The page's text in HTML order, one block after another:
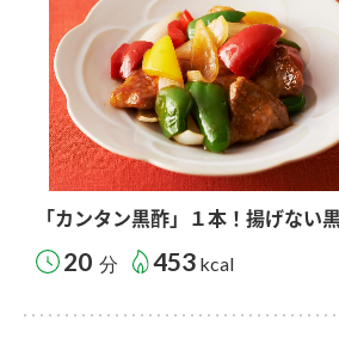
「カンタン黒酢」１本！揚げない
20 分 453 kcal